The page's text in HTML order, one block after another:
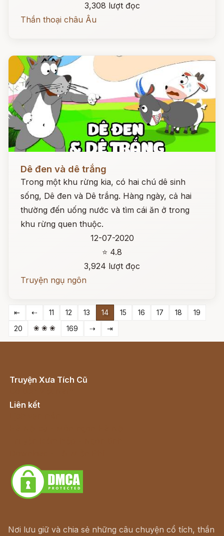
3,308 lượt đọc
Thần thoại châu Âu
Dê đen và dê trắng
Trong một khu rừng kia, có hai chú dê sinh
sống, Dê đen và Dê trắng. Hàng ngày, cả hai
thường đến uống nước và tìm cái ăn ở trong
khu rừng quen thuộc.
12-07-2020
⭐ 4.8
3,924 lượt đọc
Truyện ngụ ngôn
⇤ ⇠ 11 12 13 14 15 16 17 18
19
20
❀ ❀ ❀ 169 ⇢ ⇥
Truyện Xưa Tích Cũ
Liên kết
Nơi lưu giữ và chia sẻ những câu chuyện cổ tích, thần